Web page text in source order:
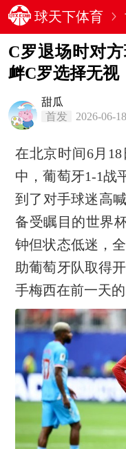
球天下体育
C罗退场时对
衅C罗选择无视
甜瓜
首发
2026-06-
在北京时间6月
中，葡萄牙1-1战
到了对手球迷高
备受瞩目的世界
钟但状态低迷，
助葡萄牙队取得
手梅西在前一天